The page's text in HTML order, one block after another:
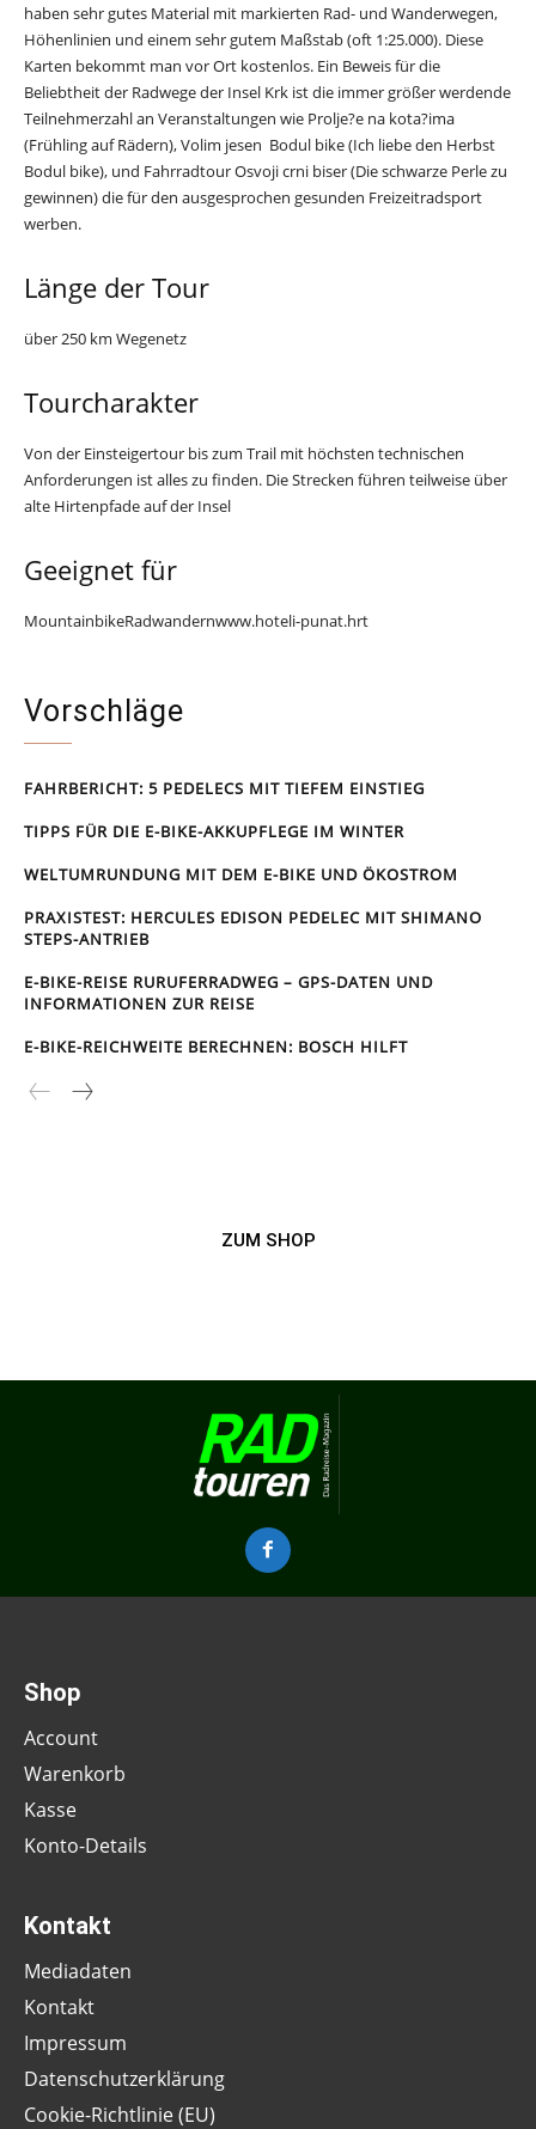
haben sehr gutes Material mit markierten Rad- und Wanderwegen,
Höhenlinien und einem sehr gutem Maßstab (oft 1:25.000). Diese
Karten bekommt man vor Ort kostenlos. Ein Beweis für die
Beliebtheit der Radwege der Insel Krk ist die immer größer werdende
Teilnehmerzahl an Veranstaltungen wie Prolje?e na kota?ima
(Frühling auf Rädern), Volim jesen  Bodul bike (Ich liebe den Herbst 
Bodul bike), und Fahrradtour Osvoji crni biser (Die schwarze Perle zu
gewinnen) die für den ausgesprochen gesunden Freizeitradsport
werben.
Länge der Tour
über 250 km Wegenetz
Tourcharakter
Von der Einsteigertour bis zum Trail mit höchsten technischen
Anforderungen ist alles zu finden. Die Strecken führen teilweise über
alte Hirtenpfade auf der Insel
Geeignet für
MountainbikeRadwandernwww.hoteli-punat.hrt
Vorschläge
FAHRBERICHT: 5 PEDELECS MIT TIEFEM EINSTIEG
TIPPS FÜR DIE E-BIKE-AKKUPFLEGE IM WINTER
WELTUMRUNDUNG MIT DEM E-BIKE UND ÖKOSTROM
PRAXISTEST: HERCULES EDISON PEDELEC MIT SHIMANO
STEPS-ANTRIEB
E-BIKE-REISE RUR­UFER­RAD­WEG – GPS-DATEN UND
INFORMATIONEN ZUR REISE
E-BIKE-REICHWEITE BERECHNEN: BOSCH HILFT
ZUM SHOP
Shop
Account
Warenkorb
Kasse
Konto-Details
Kontakt
Mediadaten
Kontakt
Impressum
Datenschutzerklärung
Cookie-Richtlinie (EU)